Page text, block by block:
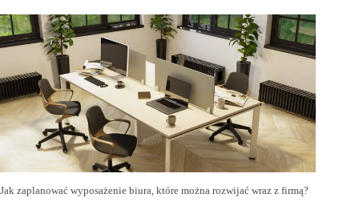
Jak zaplanować wyposażenie biura, które można rozwijać wraz z firmą?